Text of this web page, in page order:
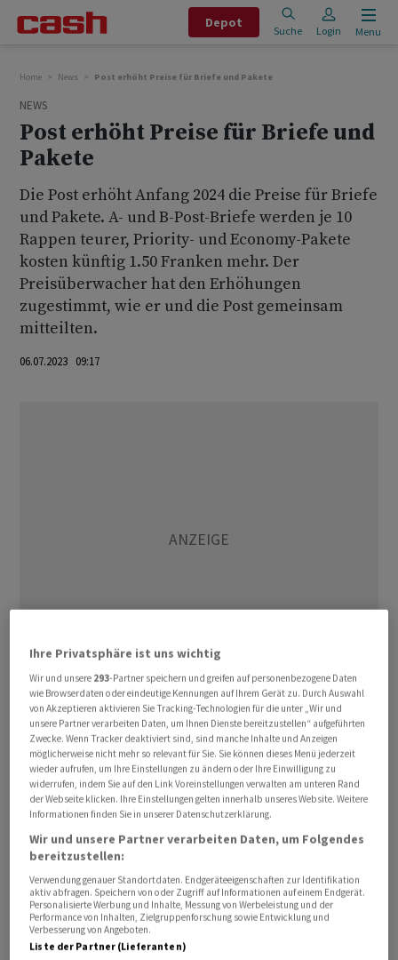
Depot
Suche Login Menu
Home News Post erhöht Preise für Briefe und Pakete
NEWS
Post erhöht Preise für Briefe und
Pakete
Die Post erhöht Anfang 2024 die Preise für Briefe
und Pakete. A- und B-Post-Briefe werden je 10
Rappen teurer, Priority- und Economy-Pakete
kosten künftig 1.50 Franken mehr. Der
Preisüberwacher hat den Erhöhungen
zugestimmt, wie er und die Post gemeinsam
mitteilten.
06.07.2023 09:17
Ihre Privatsphäre ist uns wichtig
Wir und unsere 293-Partner speichern und greifen auf personenbezogene Daten
wie Browserdaten oder eindeutige Kennungen auf Ihrem Gerät zu. Durch Auswahl
von Akzeptieren aktivieren Sie Tracking-Technologien für die unter „Wir und
unsere Partner verarbeiten Daten, um Ihnen Dienste bereitzustellen“ aufgeführten
Zwecke. Wenn Tracker deaktiviert sind, sind manche Inhalte und Anzeigen
möglicherweise nicht mehr so relevant für Sie. Sie können dieses Menü jederzeit
wieder aufrufen, um Ihre Einstellungen zu ändern oder Ihre Einwilligung zu
widerrufen, indem Sie auf den Link Voreinstellungen verwalten am unteren Rand
der Webseite klicken. Ihre Einstellungen gelten innerhalb unseres Website. Weitere
Informationen finden Sie in unserer Datenschutzerklärung.
Wir und unsere Partner verarbeiten Daten, um Folgendes
bereitzustellen:
Verwendung genauer Standortdaten. Endgeräteeigenschaften zur Identifikation
aktiv abfragen. Speichern von oder Zugriff auf Informationen auf einem Endgerät.
Personalisierte Werbung und Inhalte, Messung von Werbeleistung und der
Performance von Inhalten, Zielgruppenforschung sowie Entwicklung und
Verbesserung von Angeboten.
Liste der Partner (Lieferanten)